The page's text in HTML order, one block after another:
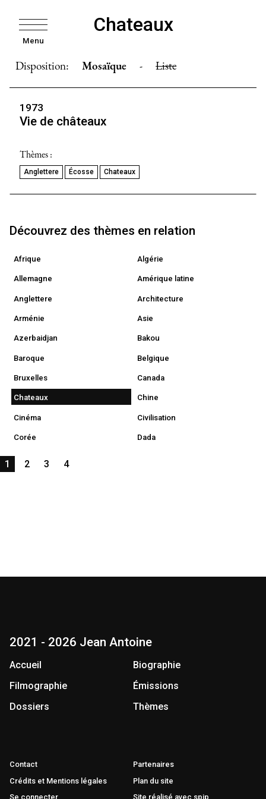
Menu
Chateaux
Disposition: Mosaïque - Liste
1973
Vie de châteaux
Thèmes :
Anglettere Écosse Chateaux
Découvrez des thèmes en relation
Afrique Algérie
Allemagne Amérique latine
Anglettere Architecture
Arménie Asie
Azerbaidjan Bakou
Baroque Belgique
Bruxelles Canada
Chateaux Chine
Cinéma Civilisation
Corée Dada
1 2 3 4
2021 - 2026 Jean Antoine
Accueil
Biographie
Filmographie
Émissions
Dossiers
Thèmes
Contact
Partenaires
Crédits et Mentions légales
Plan du site
Se connecter
Site réalisé avec spip